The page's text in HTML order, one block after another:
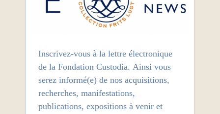
Inscrivez-vous à la lettre électronique
de la Fondation Custodia. Ainsi vous
serez informé(e) de nos acquisitions,
recherches, manifestations,
publications, expositions à venir et